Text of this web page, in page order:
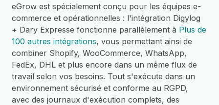
eGrow est spécialement conçu pour les équipes e-
commerce et opérationnelles : l'intégration Digylog
+ Dary Expresse fonctionne parallèlement à Plus de
100 autres intégrations, vous permettant ainsi de
combiner Shopify, WooCommerce, WhatsApp,
FedEx, DHL et plus encore dans un même flux de
travail selon vos besoins. Tout s'exécute dans un
environnement sécurisé et conforme au RGPD,
avec des journaux d'exécution complets, des